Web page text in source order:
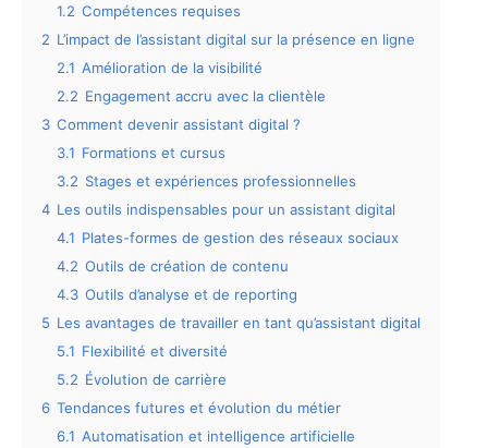
1.2 Compétences requises
2 L’impact de l’assistant digital sur la présence en ligne
2.1 Amélioration de la visibilité
2.2 Engagement accru avec la clientèle
3 Comment devenir assistant digital ?
3.1 Formations et cursus
3.2 Stages et expériences professionnelles
4 Les outils indispensables pour un assistant digital
4.1 Plates-formes de gestion des réseaux sociaux
4.2 Outils de création de contenu
4.3 Outils d’analyse et de reporting
5 Les avantages de travailler en tant qu’assistant digital
5.1 Flexibilité et diversité
5.2 Évolution de carrière
6 Tendances futures et évolution du métier
6.1 Automatisation et intelligence artificielle